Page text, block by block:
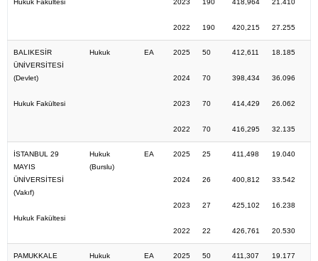
Hukuk Fakültesi 2023
2022
190
190
418,964
420,215
21.410
27.255
BALIKESİR
ÜNİVERSİTESİ
(Devlet)
Hukuk Fakültesi
Hukuk EA 2025
2024
2023
2022
50
70
70
70
412,611
398,434
414,429
416,295
18.185
36.096
26.062
32.135
İSTANBUL 29
MAYIS
ÜNİVERSİTESİ
(Vakıf)
Hukuk Fakültesi
Hukuk
(Burslu)
EA 2025
2024
2023
2022
25
26
27
22
411,498
400,812
425,102
426,761
19.040
33.542
16.238
20.530
PAMUKKALE
Hukuk EA 2025 50 411,307 19.177